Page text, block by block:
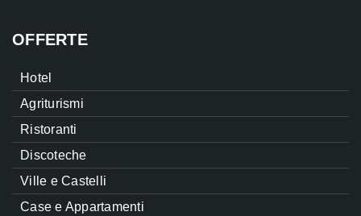
OFFERTE
Hotel
Agriturismi
Ristoranti
Discoteche
Ville e Castelli
Case e Appartamenti